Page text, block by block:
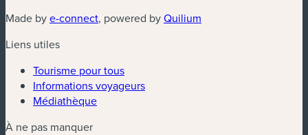
Made bye-connect(nouvelle fenêtre)
, powered byQuilium
Liens utiles
Tourisme pour tous
Informations voyageurs
Médiathèque
À ne pas manquer